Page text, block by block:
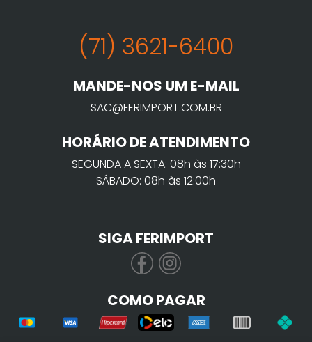
(71) 3621-6400
MANDE-NOS UM E-MAIL
SAC@FERIMPORT.COM.BR
HORÁRIO DE ATENDIMENTO
SEGUNDA A SEXTA: 08h às 17:30h
SÁBADO: 08h às 12:00h
SIGA FERIMPORT
COMO PAGAR